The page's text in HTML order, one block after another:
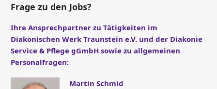
Frage zu den Jobs?
Ihre Ansprechpartner zu Tätigkeiten im
Diakonischen Werk Traunstein e.V. und der Diakonie
Service & Pflege gGmbH sowie zu allgemeinen
Personalfragen:
Martin Schmid